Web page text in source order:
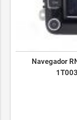
Navegador